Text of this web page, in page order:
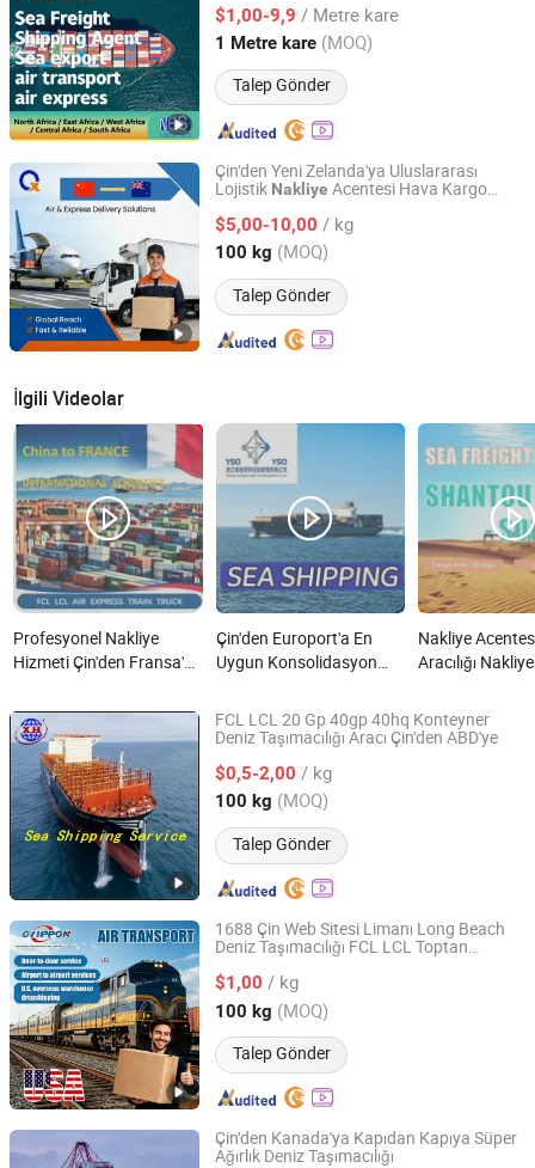
Hollanda, Belçika'ya
$1,00-9,9 / Metre kare
1 Metre kare (MOQ)
Talep Gönder
Guangdong, China Fiyat 2025
Çin'den Yeni Zelanda'ya Uluslararası
Lojistik Nakliye Acentesi Hava Kargo
$5,00-10,00 / kg
100 kg (MOQ)
Talep Gönder
Shenzhen Xiangqi Smart Logistics Co., Ltd.
Guangdong, China Fiyat 2026
İlgili Videolar
Profesyonel Nakliye
Hizmeti Çin'den Fransa'ya
Acentesi nedir?
Çin'den Europort'a En
Uygun Konsolidasyon
Nakliye
Aracılığı
Hızlı Transit
Taşımacılığı
FCL LCL 20 Gp 40gp 40hq Konteyner
Deniz Taşımacılığı Aracı Çin'den ABD'ye
$0,5-2,00 / kg
100 kg (MOQ)
Talep Gönder
Fuzhou Sinotrade Xinghang Freight Agency Ltd
Fujian, China Fiyat 2024
1688 Çin Web Sitesi Limanı Long Beach
Deniz Taşımacılığı FCL LCL Toptan
$1,00 / kg
100 kg (MOQ)
Talep Gönder
Shenzhen Delippon International Logistics Co., Ltd
Guangdong, China Fiyat 2026
Çin'den Kanada'ya Kapıdan Kapıya Süper
Ağırlık Deniz Taşımacılığı